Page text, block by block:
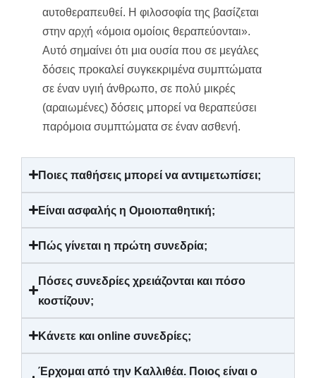
αυτοθεραπευθεί. Η φιλοσοφία της βασίζεται
στην αρχή «όμοια ομοίοις θεραπεύονται».
Αυτό σημαίνει ότι μια ουσία που σε μεγάλες
δόσεις προκαλεί συγκεκριμένα συμπτώματα
σε έναν υγιή άνθρωπο, σε πολύ μικρές
(αραιωμένες) δόσεις μπορεί να θεραπεύσει
παρόμοια συμπτώματα σε έναν ασθενή.
Ποιες παθήσεις μπορεί να αντιμετωπίσει;
Είναι ασφαλής η Ομοιοπαθητική;
Πώς γίνεται η πρώτη συνεδρία;
Πόσες συνεδρίες χρειάζονται και πόσο
κοστίζουν;
Κάνετε και online συνεδρίες;
Έρχομαι από την Καλλιθέα. Ποιος είναι ο